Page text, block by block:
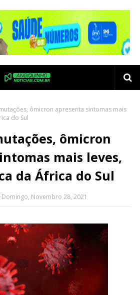
ômicron apresenta sintomas mais
do Sul
ômicron
mais leves,
da África do Sul
Domingo, Novembro 28, 2021